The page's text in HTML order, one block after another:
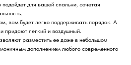
для вашей спальни, сочетая
вам будет легко поддерживать порядок. А
придают легкий и воздушный.
разместить ее даже в небольшом
дополнением любого современного